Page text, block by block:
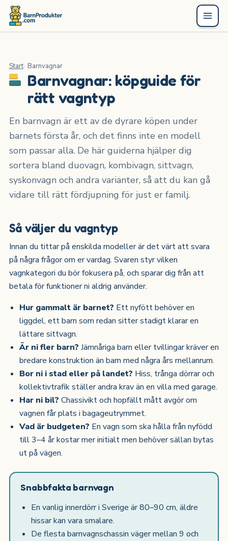
Start Barnvagnar
Barnvagnar: köpguide för
rätt vagntyp
En barnvagn är ett av de dyrare köpen under
barnets första år, och det finns inte en modell
som passar alla. De här guiderna hjälper dig
sortera bland duovagn, kombivagn, sittvagn,
syskonvagn och andra varianter, så att du kan gå
vidare till rätt fördjupning för just er familj.
Så väljer du vagntyp
Innan du tittar på enskilda modeller är det värt att svara
på några frågor om er vardag. Svaren styr vilken
vagnkategori du bör fokusera på, och sparar dig från att
betala för funktioner ni aldrig använder.
Hur gammalt är barnet? Ett nyfött behöver en
liggdel, ett barn som redan sitter stadigt klarar en
lättare sittvagn.
Är ni fler barn? Jämnåriga barn eller tvillingar kräver en
bredare konstruktion än barn med några års mellanrum.
Bor ni i stad eller på landet? Hiss, trånga dörrar och
kollektivtrafik ställer andra krav än en villa med garage.
Har ni bil? Chassivikt och hopfällt mått avgör om
vagnen får plats i bagageutrymmet.
Vad är budgeten? En vagn som ska hålla från nyfödd
till 3–4 år kostar mer initialt men behöver sällan bytas
ut på vägen.
Snabbfakta barnvagn
En vanlig innerdörr i Sverige är 80–90 cm, äldre
hissar kan vara smalare.
De flesta barnvagnschassin väger mellan 9 och